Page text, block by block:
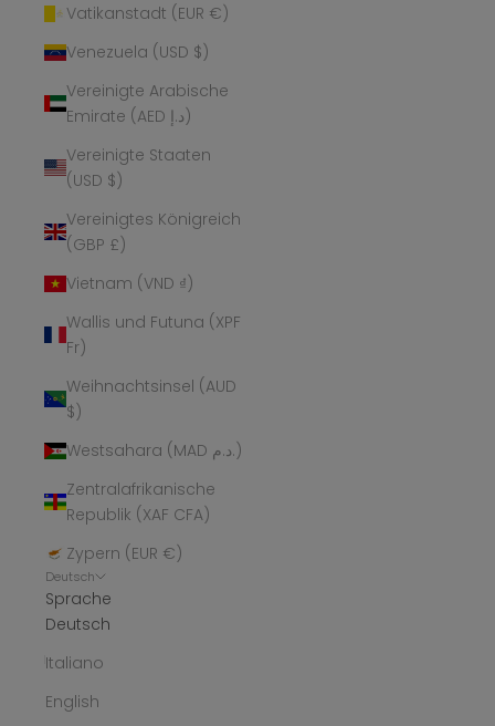
Vatikanstadt (EUR €)
Venezuela (USD $)
Vereinigte Arabische
Emirate (AED د.إ)
Vereinigte Staaten
(USD $)
Vereinigtes Königreich
(GBP £)
Vietnam (VND ₫)
Wallis und Futuna (XPF
Fr)
Weihnachtsinsel (AUD
$)
Westsahara (MAD د.م.)
Zentralafrikanische
Republik (XAF CFA)
Zypern (EUR €)
Deutsch
Sprache
Deutsch
Italiano
English